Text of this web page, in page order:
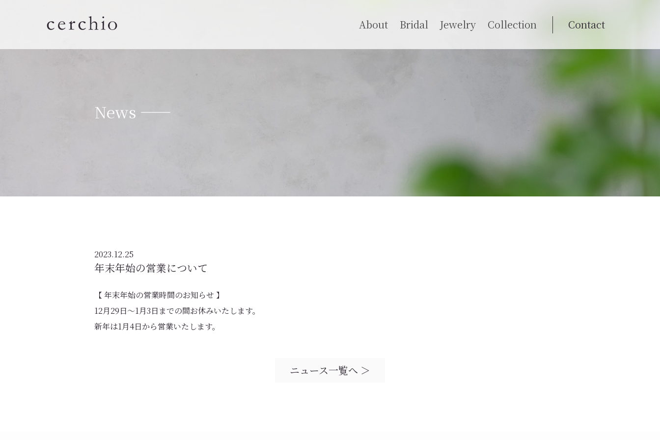
About Bridal Jewelry Collection Contact
News ——
2023.12.25
年末年始の営業について
【 年末年始の営業時間のお知らせ 】
12月29日〜1月3日までの間お休みいたします。
新年は1月4日から営業いたします。
ニュース一覧へ ＞